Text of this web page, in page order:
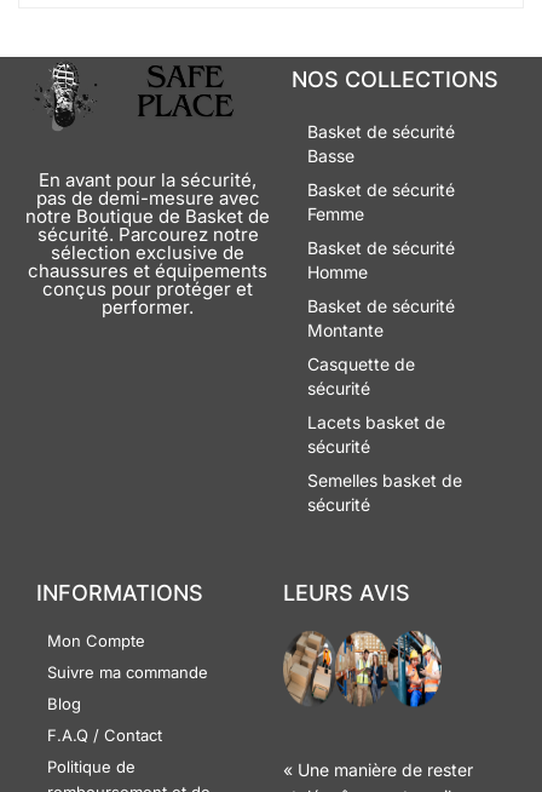
En avant pour la sécurité,
pas de demi-mesure avec
notre Boutique de Basket de
sécurité. Parcourez notre
sélection exclusive de
chaussures et équipements
conçus pour protéger et
performer.
NOS COLLECTIONS
Basket de sécurité
Basse
Basket de sécurité
Femme
Basket de sécurité
Homme
Basket de sécurité
Montante
Casquette de
sécurité
Lacets basket de
sécurité
Semelles basket de
sécurité
INFORMATIONS
Mon Compte
Suivre ma commande
Blog
F.A.Q / Contact
Politique de
LEURS AVIS
« Une manière de rester